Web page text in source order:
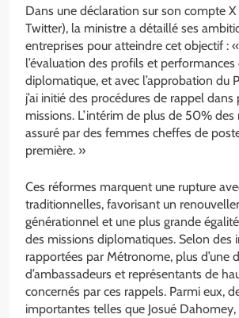
Dans une déclaration sur son compte
Twitter), la ministre a détaillé ses
entreprises pour atteindre cet objectif :
l’évaluation des profils et
diplomatique, et avec l’approbation du
j’ai initié des procédures de rappel dans
missions. L’intérim de plus de 50% des
assuré par des femmes cheffes de
première. »
Ces réformes marquent une rupture
traditionnelles, favorisant un
générationnel et une plus grande
des missions diplomatiques. Selon des
rapportées par Métronome, plus d’une
d’ambassadeurs et représentants de
concernés par ces rappels. Parmi eux,
importantes telles que Josué